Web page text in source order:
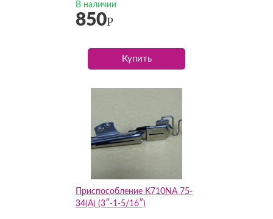
В наличии
850Р
Купить
Приспособление K710NA 75-
34(А) (3″-1-5/16″)